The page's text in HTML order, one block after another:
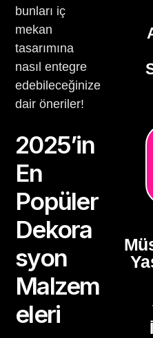
bunları iç
mekan
tasarımına
nasıl entegre
edebileceğinize
dair öneriler!
2025’in
En
Popüler
Dekora
syon
Malzem
eleri